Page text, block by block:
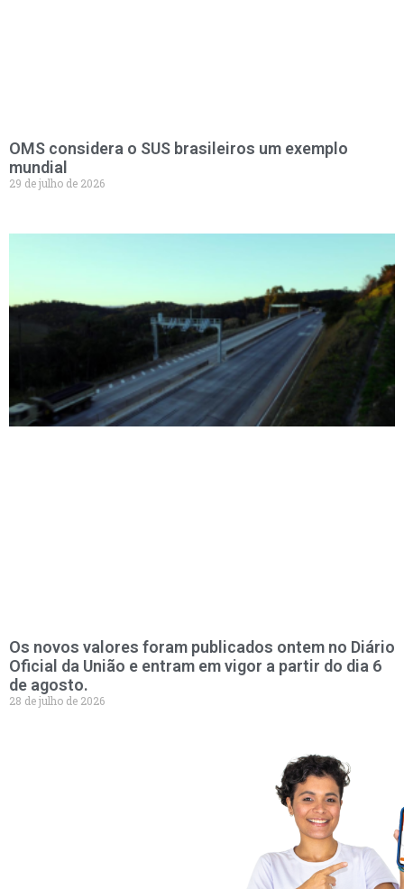
OMS considera o SUS brasileiros um exemplo
mundial
29 de julho de 2026
Os novos valores foram publicados ontem no Diário
Oficial da União e entram em vigor a partir do dia 6
de agosto.
28 de julho de 2026